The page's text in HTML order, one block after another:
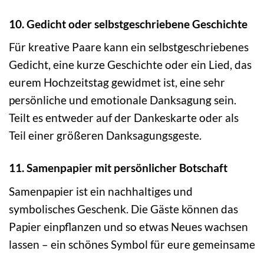
10. Gedicht oder selbstgeschriebene Geschichte
Für kreative Paare kann ein selbstgeschriebenes
Gedicht, eine kurze Geschichte oder ein Lied, das
eurem Hochzeitstag gewidmet ist, eine sehr
persönliche und emotionale Danksagung sein.
Teilt es entweder auf der Dankeskarte oder als
Teil einer größeren Danksagungsgeste.
11. Samenpapier mit persönlicher Botschaft
Samenpapier ist ein nachhaltiges und
symbolisches Geschenk. Die Gäste können das
Papier einpflanzen und so etwas Neues wachsen
lassen – ein schönes Symbol für eure gemeinsame